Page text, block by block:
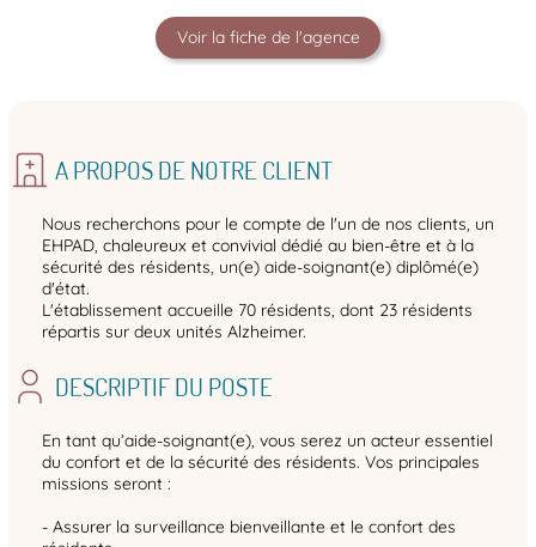
Voir la fiche de l'agence
A PROPOS DE NOTRE CLIENT
Nous recherchons pour le compte de l'un de nos clients, un
EHPAD, chaleureux et convivial dédié au bien-être et à la
sécurité des résidents, un(e) aide-soignant(e) diplômé(e)
d'état.
L'établissement accueille 70 résidents, dont 23 résidents
répartis sur deux unités Alzheimer.
DESCRIPTIF DU POSTE
En tant qu’aide-soignant(e), vous serez un acteur essentiel
du confort et de la sécurité des résidents. Vos principales
missions seront :
- Assurer la surveillance bienveillante et le confort des